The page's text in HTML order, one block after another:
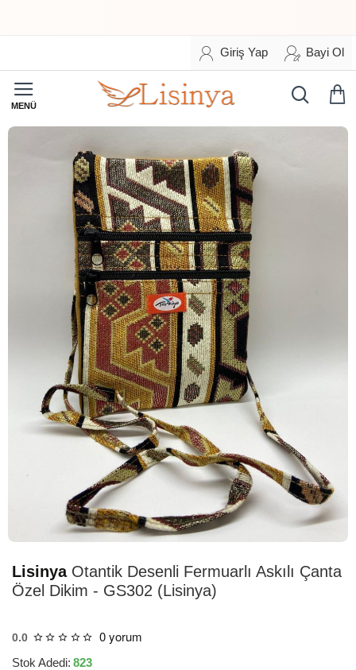
Giriş Yap Bayi Ol
LisinyaOtantik Desenli Fermuarlı Askılı Çanta
Özel Dikim - GS302 (Lisinya)
0.0 0 yorum
Stok Adedi: 823